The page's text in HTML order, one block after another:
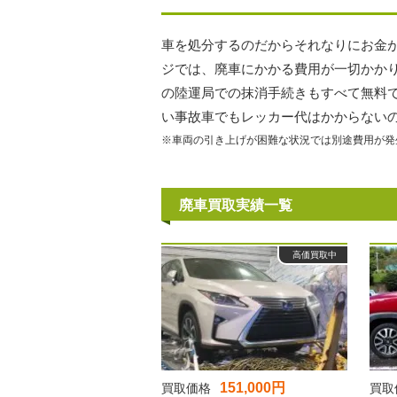
車を処分するのだからそれなりにお金
ジでは、廃車にかかる費用が一切かか
の陸運局での抹消手続きもすべて無料
い事故車でもレッカー代はかからない
※車両の引き上げが困難な状況では別途費用が
廃車買取実績一覧
高価買取中
買取価格 151,000円 買